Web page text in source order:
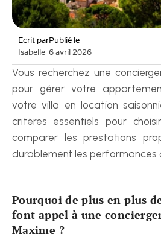
Ecrit par
Isabelle
Publié le
6 avril 2026
Vous recherchez une
pour gérer votre
votre villa en location
critères essentiels pour
comparer les prestations
durablement les performances
Pourquoi de plus en plus
font appel à une
Maxime ?